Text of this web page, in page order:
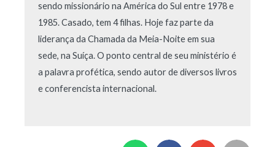
sendo missionário na América do Sul entre 1978 e
1985. Casado, tem 4 filhas. Hoje faz parte da
liderança da Chamada da Meia-Noite em sua
sede, na Suíça. O ponto central de seu ministério é
a palavra profética, sendo autor de diversos livros
e conferencista internacional.